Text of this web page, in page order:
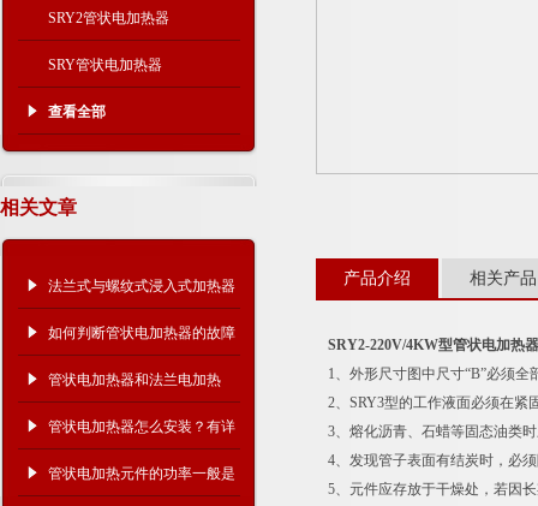
SRY2管状电加热器
SRY管状电加热器
查看全部
相关文章
法兰式与螺纹式浸入式加热器
哪种更耐用、更好维护？
如何判断管状电加热器的故障
原因？
管状电加热器和法兰电加热
器、翅片电加热器有什么区
别？
管状电加热器怎么安装？有详
细的操作步骤吗？
管状电加热元件的功率一般是
产品介绍 相关产品
SRY2-220V/4KW型管状电加热
1、外形尺寸图中尺寸“B”必须
2、SRY3型的工作液面必须在紧
3、熔化沥青、石蜡等固态油类
4、发现管子表面有结炭时，必
5、元件应存放于干燥处，若因